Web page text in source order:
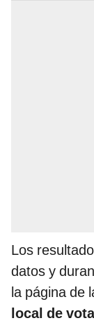
Los
datos y
la página de
local de